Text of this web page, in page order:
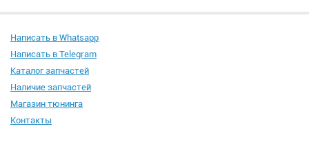
Написать в Whatsapp
Написать в Telegram
Каталог запчастей
Наличие запчастей
Магазин тюнинга
Контакты